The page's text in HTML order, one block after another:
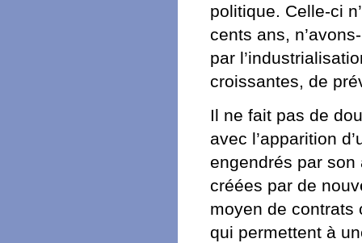
politique. Celle-ci
cents ans,
par
croissantes, de
Il ne fait pas de
avec l’apparition
engendrés par son
créées par de
moyen de contrats
qui permettent à